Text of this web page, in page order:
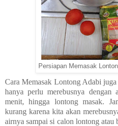
Persiapan Memasak
Cara Memasak Lontong Adabi
hanya perlu merebusnya
menit, hingga lontong masak.
kurang karena kita akan
airnya sampai si calon lontong atau